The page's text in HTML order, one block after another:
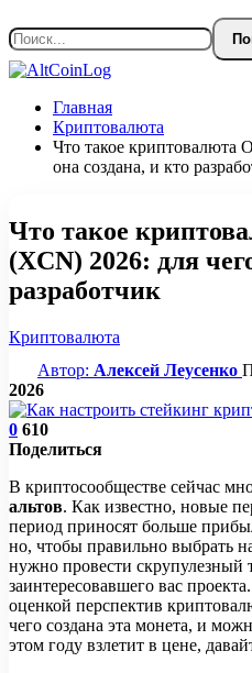
Главная
Криптовалюта
Что такое криптовалюта
она создана, и кто
Что такое
(XCN) 2026: для
разработчик
Криптовалюта
Автор: Алексей Леусенко
2026
0 610
Поделиться
В криптосообществе сейчас
альтов. Как известно, новые
период приносят больше
но, чтобы правильно выбрать
нужно провести скрупулезный
заинтересовавшего вас
оценкой перспектив
чего создана эта монета, и
этом году взлетит в цене,